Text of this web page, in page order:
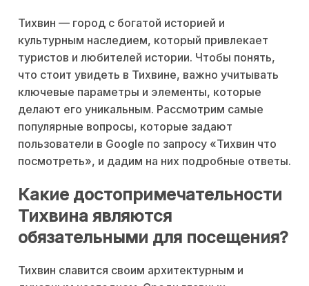
Тихвин — город с богатой историей и
культурным наследием, который привлекает
туристов и любителей истории. Чтобы понять,
что стоит увидеть в Тихвине, важно учитывать
ключевые параметры и элементы, которые
делают его уникальным. Рассмотрим самые
популярные вопросы, которые задают
пользователи в Google по запросу «Тихвин что
посмотреть», и дадим на них подробные ответы.
Какие достопримечательности
Тихвина являются
обязательными для посещения?
Тихвин славится своим архитектурным и